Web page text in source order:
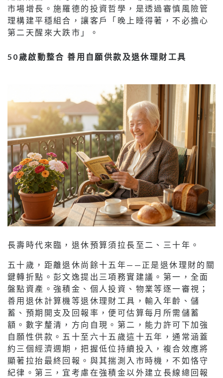
市場增長。施羅德的投資哲學，是透過審慎風險管
理構建平穩組合，讓客戶「晚上睡得著，不必擔心
第二天醒來大跌市」。
50歲啟動整合 善用自願供款及退休理財工具
長壽時代來臨，退休預算須拉長至二、三十年。
五十歲，距離退休尚餘十五年——正是退休理財的關
鍵轉折點。彭文逸提出三項務實建議。第一，全面
盤點資產。強積金、個人投資、物業等逐一審視；
善用退休計算機等退休理財工具，輸入年齡、儲
蓄、預期開支及回報率，便可估算每月所需儲蓄
額。數字釐清，方向自現。第二，能力許可下加強
自願性供款。五十至六十五歲這十五年，通常涵蓋
約三個經濟週期，把握低位持續投入，複合效應將
顯著拉抬最終回報。與其揣測入市時機，不如恪守
紀律。第三，宜考慮在強積金以外建立長線總回報